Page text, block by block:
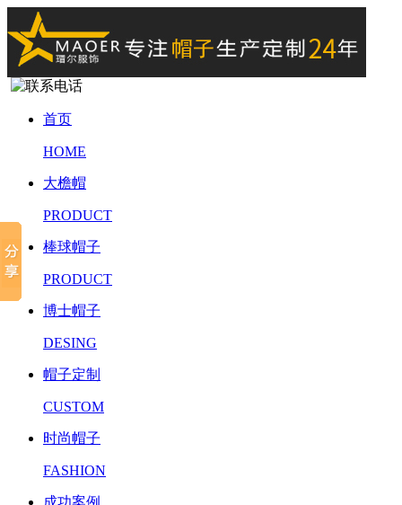
首页
HOME
大檐帽
PRODUCT
棒球帽子
PRODUCT
博士帽子
DESING
帽子定制
CUSTOM
时尚帽子
FASHION
成功案例